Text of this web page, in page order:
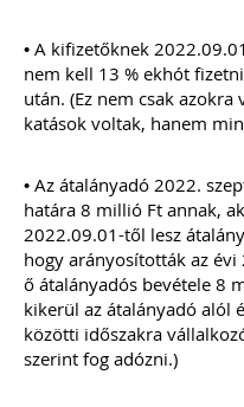
• A kifizetőknek
nem kell 13 % ekhót
után. (Ez nem csak
katások voltak, hanem
• Az átalányadó 2022.
határa 8 millió Ft annak,
2022.09.01-től lesz
hogy arányosították az
ő átalányadós bevétele 8
kikerül az átalányadó alól
közötti időszakra
szerint fog adózni.)